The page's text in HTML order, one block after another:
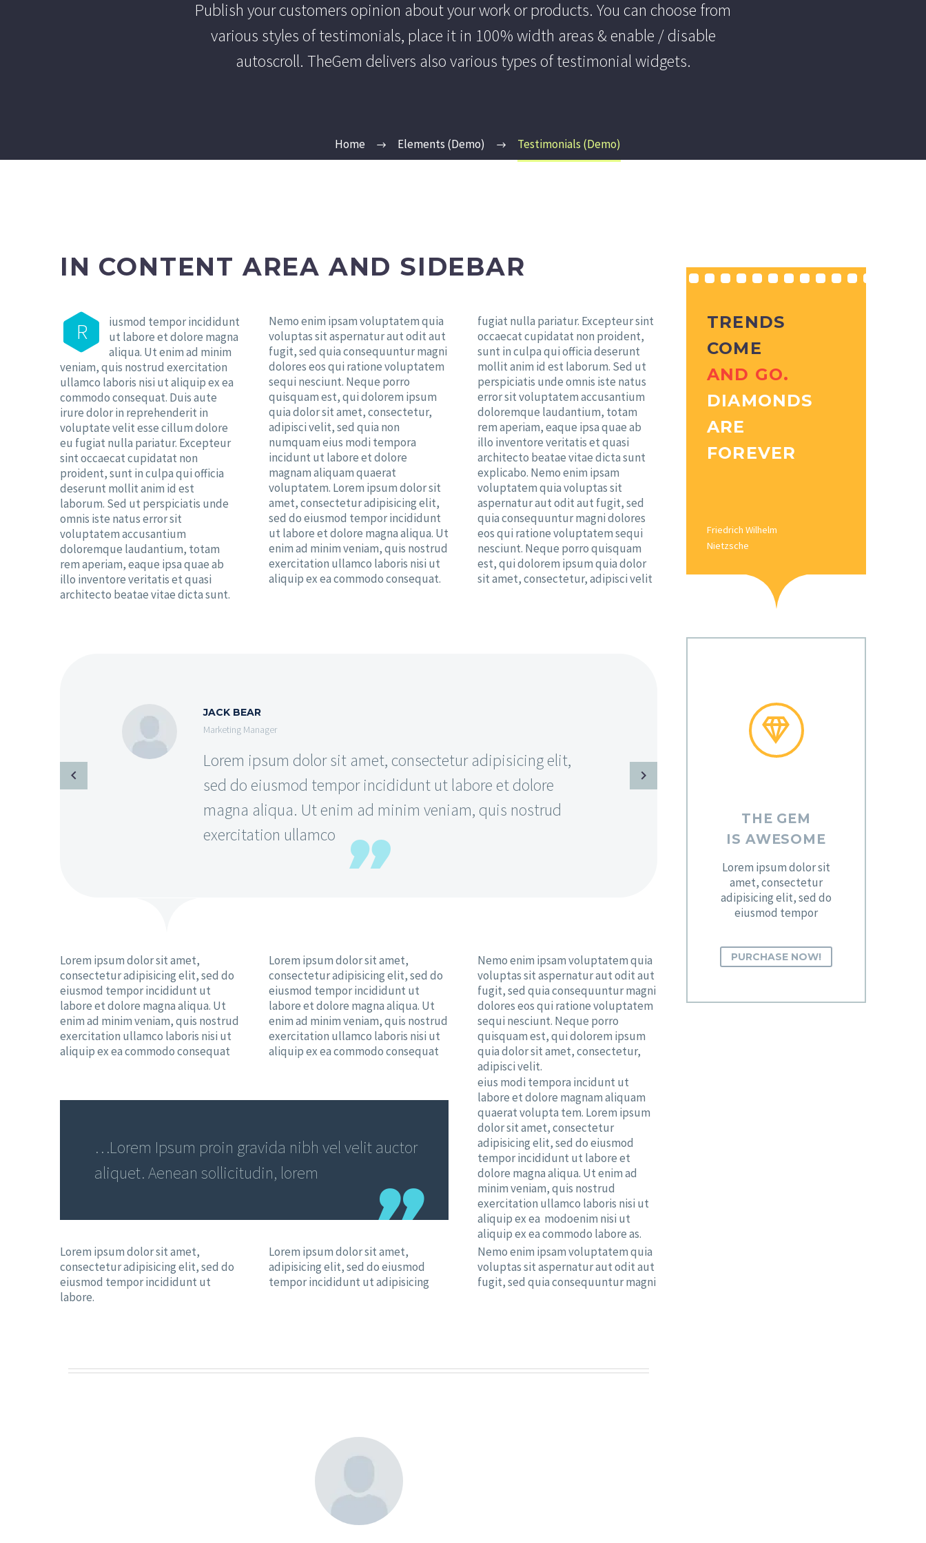
Publish your customers opinion about your work or products. You can choose from
various styles of testimonials, place it in 100% width areas & enable / disable
autoscroll. TheGem delivers also various types of testimonial widgets.
Home Elements (Demo) Testimonials (Demo)
IN CONTENT AREA AND SIDEBAR
R
iusmod tempor incididunt
ut labore et dolore magna
aliqua. Ut enim ad minim
veniam, quis nostrud exercitation
ullamco laboris nisi ut aliquip ex ea
commodo consequat. Duis aute
irure dolor in reprehenderit in
voluptate velit esse cillum dolore
eu fugiat nulla pariatur. Excepteur
sint occaecat cupidatat non
proident, sunt in culpa qui officia
deserunt mollit anim id est
laborum. Sed ut perspiciatis unde
omnis iste natus error sit
voluptatem accusantium
doloremque laudantium, totam
rem aperiam, eaque ipsa quae ab
illo inventore veritatis et quasi
architecto beatae vitae dicta sunt.
Nemo enim ipsam voluptatem quia
voluptas sit aspernatur aut odit aut
fugit, sed quia consequuntur magni
dolores eos qui ratione voluptatem
sequi nesciunt. Neque porro
quisquam est, qui dolorem ipsum
quia dolor sit amet, consectetur,
adipisci velit, sed quia non
numquam eius modi tempora
incidunt ut labore et dolore
magnam aliquam quaerat
voluptatem. Lorem ipsum dolor sit
amet, consectetur adipisicing elit,
sed do eiusmod tempor incididunt
ut labore et dolore magna aliqua. Ut
enim ad minim veniam, quis nostrud
exercitation ullamco laboris nisi ut
aliquip ex ea commodo consequat.
fugiat nulla pariatur. Excepteur sint
occaecat cupidatat non proident,
sunt in culpa qui officia deserunt
mollit anim id est laborum. Sed ut
perspiciatis unde omnis iste natus
error sit voluptatem accusantium
doloremque laudantium, totam
rem aperiam, eaque ipsa quae ab
illo inventore veritatis et quasi
architecto beatae vitae dicta sunt
explicabo. Nemo enim ipsam
voluptatem quia voluptas sit
aspernatur aut odit aut fugit, sed
quia consequuntur magni dolores
eos qui ratione voluptatem sequi
nesciunt. Neque porro quisquam
est, qui dolorem ipsum quia dolor
sit amet, consectetur, adipisci velit
JACK BEAR
Marketing Manager
Lorem ipsum dolor sit amet, consectetur adipisicing elit,
sed do eiusmod tempor incididunt ut labore et dolore
magna aliqua. Ut enim ad minim veniam, quis nostrud
exercitation ullamco
Marketing Manager
magna aliqua. Ut
exercitation
Lorem ipsum dolor sit amet,
consectetur adipisicing elit, sed do
eiusmod tempor incididunt ut
labore et dolore magna aliqua. Ut
enim ad minim veniam, quis nostrud
exercitation ullamco laboris nisi ut
aliquip ex ea commodo consequat
Lorem ipsum dolor sit amet,
consectetur adipisicing elit, sed do
eiusmod tempor incididunt ut
labore et dolore magna aliqua. Ut
enim ad minim veniam, quis nostrud
exercitation ullamco laboris nisi ut
aliquip ex ea commodo consequat
Nemo enim ipsam voluptatem quia
voluptas sit aspernatur aut odit aut
fugit, sed quia consequuntur magni
dolores eos qui ratione voluptatem
sequi nesciunt. Neque porro
quisquam est, qui dolorem ipsum
quia dolor sit amet, consectetur,
adipisci velit.
…Lorem Ipsum proin gravida nibh vel velit auctor
aliquet. Aenean sollicitudin, lorem
eius modi tempora incidunt ut
labore et dolore magnam aliquam
quaerat volupta tem. Lorem ipsum
dolor sit amet, consectetur
adipisicing elit, sed do eiusmod
tempor incididunt ut labore et
dolore magna aliqua. Ut enim ad
minim veniam, quis nostrud
exercitation ullamco laboris nisi ut
aliquip ex ea modoenim nisi ut
aliquip ex ea commodo labore as.
Lorem ipsum dolor sit amet,
consectetur adipisicing elit, sed do
eiusmod tempor incididunt ut
labore.
Lorem ipsum dolor sit amet,
adipisicing elit, sed do eiusmod
tempor incididunt ut adipisicing
Nemo enim ipsam voluptatem quia
voluptas sit aspernatur aut odit aut
fugit, sed quia consequuntur magni
TRENDS
COME
AND GO.
DIAMONDS
ARE
FOREVER
Friedrich Wilhelm
Nietzsche


THE GEM
IS AWESOME
Lorem ipsum dolor sit
amet, consectetur
adipisicing elit, sed do
eiusmod tempor
PURCHASE NOW!